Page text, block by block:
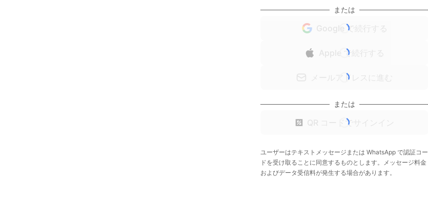
または
Google で続行する
Apple で続行する
メールアドレスに進む
または
QR コードでサインイン
ユーザーはテキストメッセージまたは WhatsApp で認証コー
ドを受け取ることに同意するものとします。メッセージ料金
およびデータ受信料が発生する場合があります。